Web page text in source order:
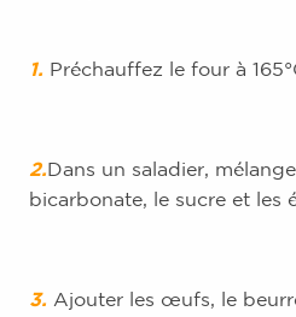
1. Préchauffez le four à
2. Dans un saladier,
bicarbonate, le sucre et les
3. Ajouter les œufs, le